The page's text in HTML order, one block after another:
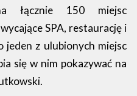
łącznie 150 miejsc
SPA, restaurację i
jeden z ulubionych miejsc
się w nim pokazywać na